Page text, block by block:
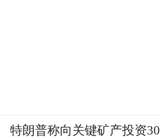
特朗普称向关键矿产投资30